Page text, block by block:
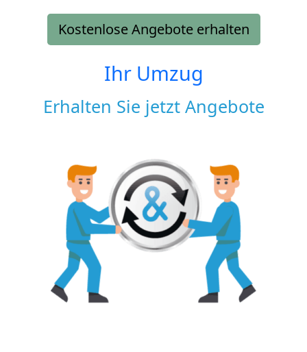
Kostenlose Angebote erhalten
Ihr Umzug
Erhalten Sie jetzt Angebote